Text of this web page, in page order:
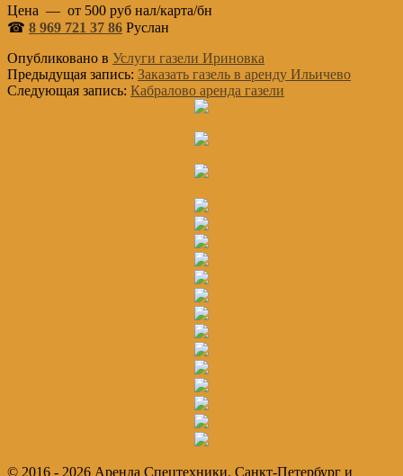
Цена — от 500 руб нал/карта/бн
☎ 8 969 721 37 86 Руслан
Опубликовано в Услуги газели Ириновка
Предыдущая запись: Заказать газель в аренду Ильичево
Следующая запись: Кабралово аренда газели
© 2016 - 2026 Аренда Спецтехники. Санкт-Петербург и